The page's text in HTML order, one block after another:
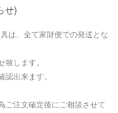
せ)
は、全て家財便での発送とな
致します。
出来ます。
ご注文確定後にご相談させて